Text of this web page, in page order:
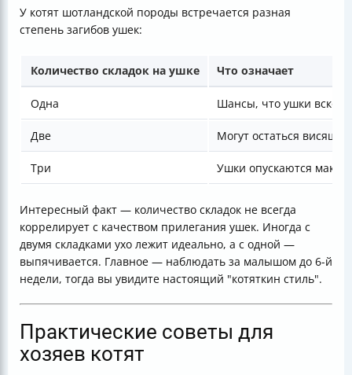
У котят шотландской породы встречается разная
степень загибов ушек:
Количество складок на ушке Что означает
Одна Шансы, что ушки
Две Могут остаться
Три Ушки опускаются
Интересный факт — количество складок не всегда
коррелирует с качеством прилегания ушек. Иногда с
двумя складками ухо лежит идеально, а с одной —
выпячивается. Главное — наблюдать за малышом до 6-й
недели, тогда вы увидите настоящий "котяткин стиль".
Практические советы для
хозяев котят